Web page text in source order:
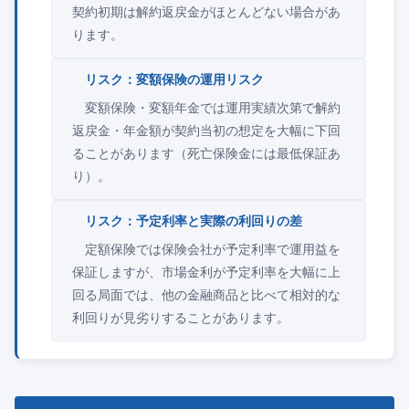
契約初期は解約返戻金がほとんどない場合があ
ります。
リスク：変額保険の運用リスク
変額保険・変額年金では運用実績次第で解約
返戻金・年金額が契約当初の想定を大幅に下回
ることがあります（死亡保険金には最低保証あ
り）。
リスク：予定利率と実際の利回りの差
定額保険では保険会社が予定利率で運用益を
保証しますが、市場金利が予定利率を大幅に上
回る局面では、他の金融商品と比べて相対的な
利回りが見劣りすることがあります。